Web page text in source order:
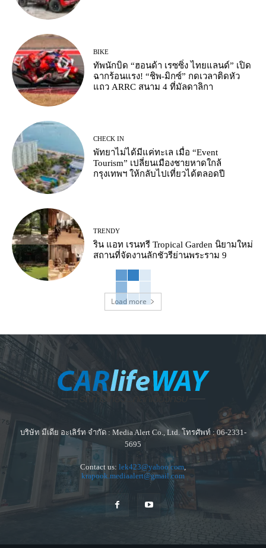
BIKE
ทัพนักบิด “ฮอนด้า เรซซิ่ง ไทยแลนด์” เปิด
ฉากร้อนแรง! “ชิพ-มิกซ์” กดเวลาติดหัว
แถว ARRC สนาม 4 ที่มัลดาลิกา
CHECK IN
พัทยาไม่ได้มีแค่ทะเล เมื่อ “Event
Tourism” เปลี่ยนเมืองชายหาดใกล้
กรุงเทพฯ ให้กลับไปเที่ยวได้ตลอดปี
TRENDY
ริน แอท เรนทรี Tropical Garden นิยามใหม่
สถานที่จัดงานลักชัวรีย่านพระราม 9
Load more
บริษัท มีเดีย อะเลิร์ท จำกัด : Media Alert Co., Ltd. โทรศัพท์ : 06-2331-
5695
Contact us: lek423@yahoo.com,
krapook.mediaalert@gmail.com